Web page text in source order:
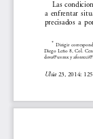
Ulúa 23, 2014:
Las
a  enfrentar
precisados  a
* Dirigir
Diego  Leño  8,  Col.
dova@uv.mx y